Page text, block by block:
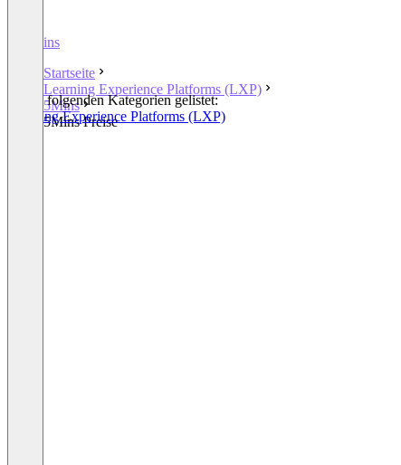
5Mins
Startseite
Learning Experience Platforms (LXP)
5Mins
5Mins Preise
In den folgenden Kategorien gelistet:
Learning Experience Platforms (LXP)